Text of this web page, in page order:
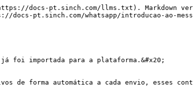
docs-pt.sinch.com/llms.txt). Markdown
pt.sinch.com/whatsapp/introducao-ao-
foi importada para a plataforma.&#x20;
de forma automática a cada envio, esses